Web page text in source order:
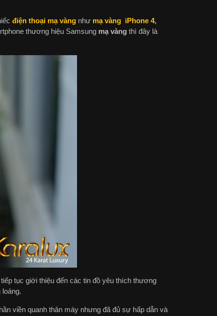
điện thoại mạ vàngnhư mạ vàng iPhone 4,
thương hiệu Samsung mạ vàngthì đây là
tục giới thiệu đến các tin đồ yêu thích thương
viền quanh thân máy nhưng đã đủ sự hấp dẫn và